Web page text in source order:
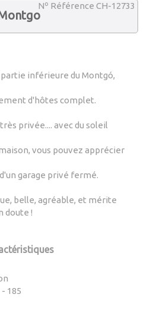
Nº Référence CH-12733
inférieure du Montgó,
d'hôtes complet.
privée.... avec du soleil
vous pouvez apprécier
garage privé fermé.
belle, agréable, et mérite
doute !
185